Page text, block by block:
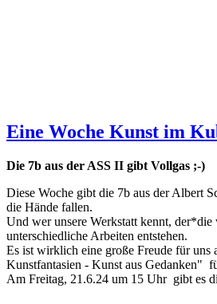
Eine Woche Kunst im
Die 7b aus der ASS II gibt Vollgas ;-)
Diese Woche gibt die 7b aus der Albert
die Hände fallen.
Und wer unsere Werkstatt kennt,
unterschiedliche Arbeiten entstehen.
Es ist wirklich eine große Freude für uns
Kunstfantasien - Kunst aus Gedanken"
Am Freitag, 21.6.24 um 15 Uhr gibt es